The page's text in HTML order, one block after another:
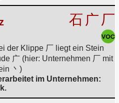
石 广 厂
der Klippe 厂 liegt ein Stein
广 (hier: Unternehmen 厂 mit
丶)
im Unternehmen: